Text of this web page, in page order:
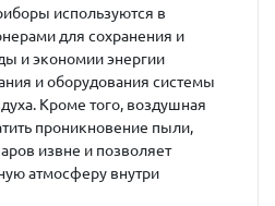
используются в
для сохранения и
и экономии энергии
и оборудования системы
Кроме того, воздушная
проникновение пыли,
извне и позволяет
атмосферу внутри